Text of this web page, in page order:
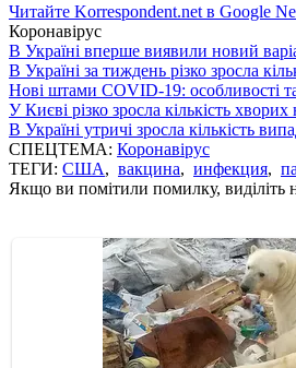
Читайте Korrespondent.net в Google
Коронавірус
В Україні вперше виявили новий
В Україні за тиждень різко зросла
Нові штами COVID-19: особливості та
У Києві різко зросла кількість хворих
В Україні утричі зросла кількість
СПЕЦТЕМА: Коронавірус
ТЕГИ: США, вакцина, инфекция,
Якщо ви помітили помилку, виділіть